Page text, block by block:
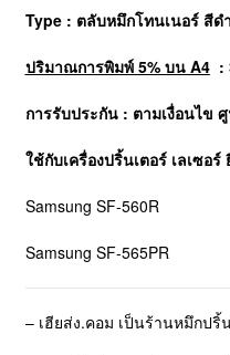
Type : ตลับหมึกโทนเนอร์ สีด
ปริมาณการพิมพ์ 5% บน A4:
การรับประกัน : ตามเงื่อนไข
ใช้กับเครื่องปริ้นเตอร์ เลเซอ
Samsung SF-560R
Samsung SF-565PR
– เฮียส่ง.คอม เป็นร้านหมึกป